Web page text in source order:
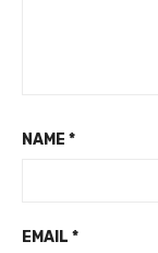
NAME *
EMAIL *